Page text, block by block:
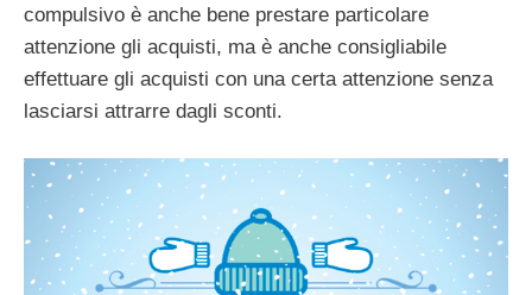
compulsivo è anche bene prestare particolare
attenzione gli acquisti, ma è anche consigliabile
effettuare gli acquisti con una certa attenzione senza
lasciarsi attrarre dagli sconti.